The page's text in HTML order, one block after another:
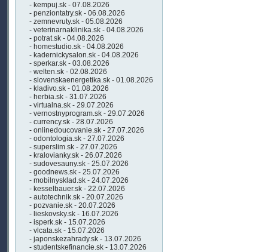
- kempuj.sk - 07.08.2026
- penziontatry.sk - 06.08.2026
- zemnevruty.sk - 05.08.2026
- veterinarnaklinika.sk - 04.08.2026
- potrat.sk - 04.08.2026
- homestudio.sk - 04.08.2026
- kadernickysalon.sk - 04.08.2026
- sperkar.sk - 03.08.2026
- welten.sk - 02.08.2026
- slovenskaenergetika.sk - 01.08.2026
- kladivo.sk - 01.08.2026
- herbia.sk - 31.07.2026
- virtualna.sk - 29.07.2026
- vernostnyprogram.sk - 29.07.2026
- currency.sk - 28.07.2026
- onlinedoucovanie.sk - 27.07.2026
- odontologia.sk - 27.07.2026
- superslim.sk - 27.07.2026
- kralovianky.sk - 26.07.2026
- sudovesauny.sk - 25.07.2026
- goodnews.sk - 25.07.2026
- mobilnysklad.sk - 24.07.2026
- kesselbauer.sk - 22.07.2026
- autotechnik.sk - 20.07.2026
- pozvanie.sk - 20.07.2026
- lieskovsky.sk - 16.07.2026
- isperk.sk - 15.07.2026
- vlcata.sk - 15.07.2026
- japonskezahrady.sk - 13.07.2026
- studentskefinancie.sk - 13.07.2026